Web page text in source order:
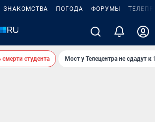
ЗНАКОМСТВА ПОГОДА ФОРУМЫ
студента Мост у Телецентра не сдадут к